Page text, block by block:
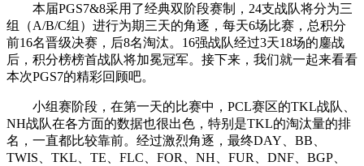
本届PGS7&8采用了经典双阶段赛制，24支战队将分为三
组（A/B/C组）进行为期三天的角逐，每天6场比赛，总积分
前16名晋级决赛，后8名淘汰。16强战队经过3天18场的鏖战
后，积分榜榜首战队将加冕冠军。接下来，我们就一起来看看
本次PGS7的精彩回顾吧。
小组赛阶段，在第一天的比赛中，PCL赛区的TKL战队、
NH战队在各方面的数据也很出色，特别是TKL的淘汰量的排
名，一直都比较靠前。经过激烈角逐，最终DAY、BB、
TWIS、TKL、TE、FLC、FOR、NH、FUR、DNF、BGP、